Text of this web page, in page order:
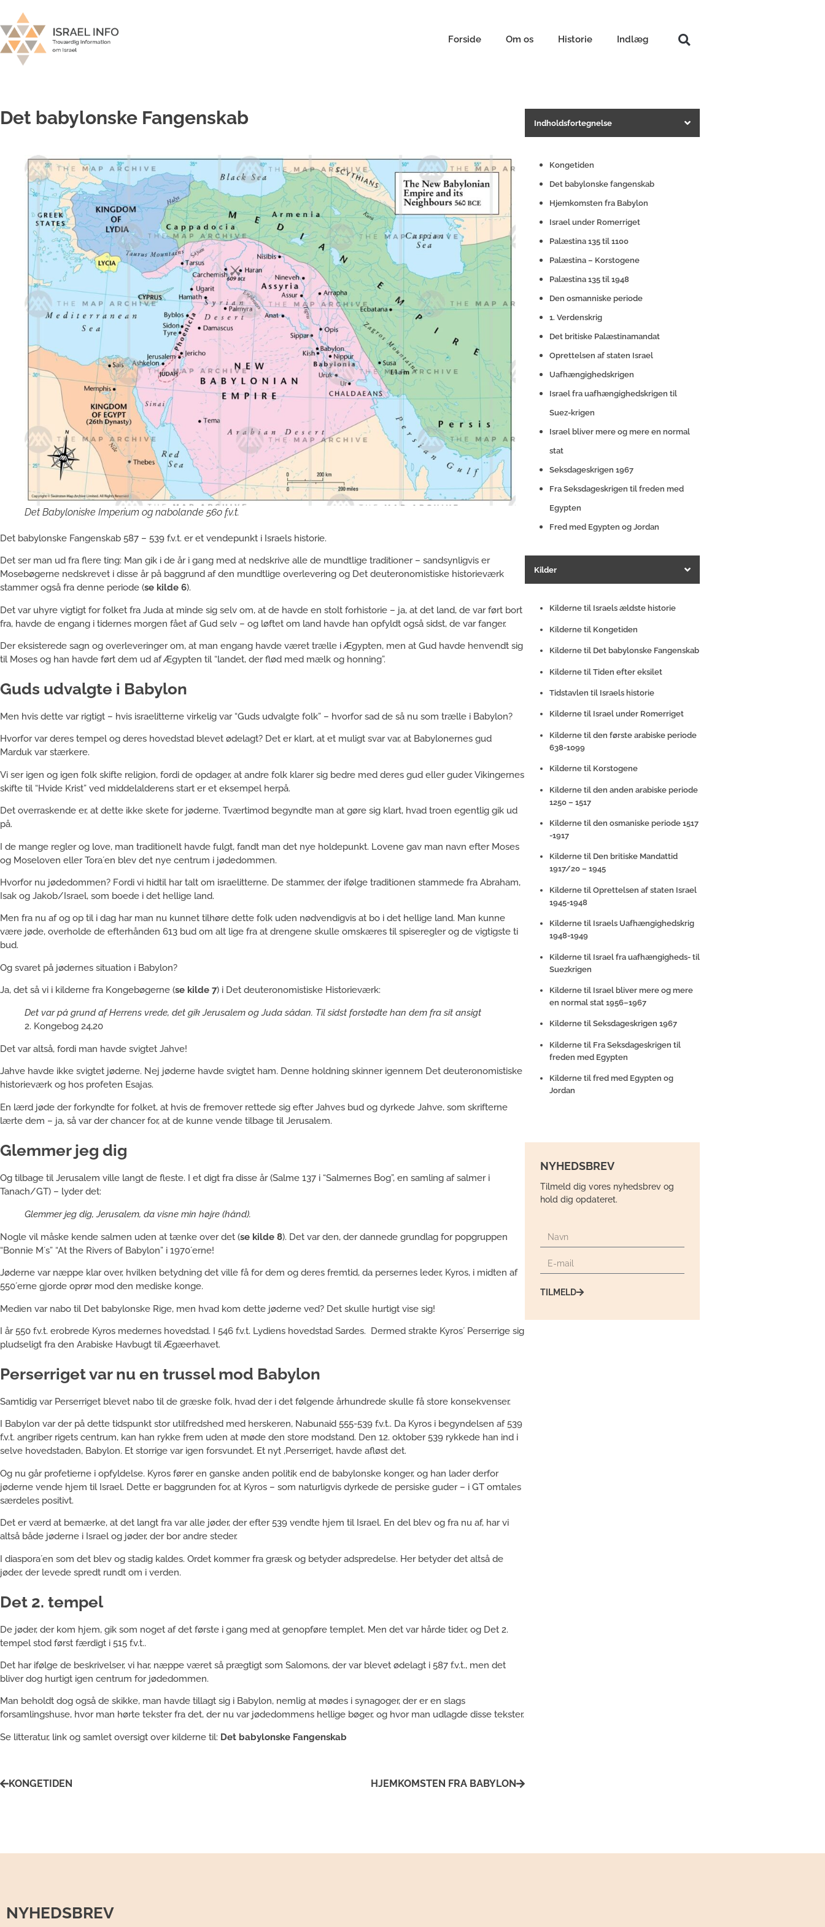
Forside Om os Historie Indlæg
Det babylonske Fangenskab
Det Babyloniske Imperium og nabolande 560 f.v.t.
Det babylonske Fangenskab 587 – 539 f.v.t. er et vendepunkt i Israels historie.
Det ser man ud fra flere ting: Man gik i de år i gang med at nedskrive alle de mundtlige traditioner – sandsynligvis er
Mosebøgerne nedskrevet i disse år på baggrund af den mundtlige overlevering og Det deuteronomistiske historieværk
stammer også fra denne periode (se kilde 6).
Det var uhyre vigtigt for folket fra Juda at minde sig selv om, at de havde en stolt forhistorie – ja, at det land, de var ført bort
fra, havde de engang i tidernes morgen fået af Gud selv – og løftet om land havde han opfyldt også sidst, de var fanger.
Der eksisterede sagn og overleveringer om, at man engang havde været trælle i Ægypten, men at Gud havde henvendt sig
til Moses og han havde ført dem ud af Ægypten til “landet, der flød med mælk og honning”.
Guds udvalgte i Babylon
Men hvis dette var rigtigt – hvis israelitterne virkelig var “Guds udvalgte folk” – hvorfor sad de så nu som trælle i Babylon?
Hvorfor var deres tempel og deres hovedstad blevet ødelagt? Det er klart, at et muligt svar var, at Babylonernes gud
Marduk var stærkere.
Vi ser igen og igen folk skifte religion, fordi de opdager, at andre folk klarer sig bedre med deres gud eller guder. Vikingernes
skifte til “Hvide Krist” ved middelalderens start er et eksempel herpå.
Det overraskende er, at dette ikke skete for jøderne. Tværtimod begyndte man at gøre sig klart, hvad troen egentlig gik ud
på.
I de mange regler og love, man traditionelt havde fulgt, fandt man det nye holdepunkt. Lovene gav man navn efter Moses
og Moseloven eller Tora´en blev det nye centrum i jødedommen.
Hvorfor nu jødedommen? Fordi vi hidtil har talt om israelitterne. De stammer, der ifølge traditionen stammede fra Abraham,
Isak og Jakob/Israel, som boede i det hellige land.
Men fra nu af og op til i dag har man nu kunnet tilhøre dette folk uden nødvendigvis at bo i det hellige land. Man kunne
være jøde, overholde de efterhånden 613 bud om alt lige fra at drengene skulle omskæres til spiseregler og de vigtigste ti
bud.
Og svaret på jødernes situation i Babylon?
Ja, det så vi i kilderne fra Kongebøgerne (se kilde 7) i Det deuteronomistiske Historieværk:
Det var på grund af Herrens vrede, det gik Jerusalem og Juda sådan. Til sidst forstødte han dem fra sit ansigt
2. Kongebog 24,20
Det var altså, fordi man havde svigtet Jahve!
Jahve havde ikke svigtet jøderne. Nej jøderne havde svigtet ham. Denne holdning skinner igennem Det deuteronomistiske
historieværk og hos profeten Esajas.
En lærd jøde der forkyndte for folket, at hvis de fremover rettede sig efter Jahves bud og dyrkede Jahve, som skrifterne
lærte dem – ja, så var der chancer for, at de kunne vende tilbage til Jerusalem.
Glemmer jeg dig
Og tilbage til Jerusalem ville langt de fleste. I et digt fra disse år (Salme 137 i “Salmernes Bog”, en samling af salmer i
Tanach/GT) – lyder det:
Glemmer jeg dig, Jerusalem, da visne min højre (hånd).
Nogle vil måske kende salmen uden at tænke over det (se kilde 8). Det var den, der dannede grundlag for popgruppen
“Bonnie M´s” “At the Rivers of Babylon” i 1970´erne!
Jøderne var næppe klar over, hvilken betydning det ville få for dem og deres fremtid, da persernes leder, Kyros, i midten af
550´erne gjorde oprør mod den mediske konge.
Medien var nabo til Det babylonske Rige, men hvad kom dette jøderne ved? Det skulle hurtigt vise sig!
I år 550 f.v.t. erobrede Kyros medernes hovedstad. I 546 f.v.t. Lydiens hovedstad Sardes. Dermed strakte Kyros´ Perserrige sig
pludseligt fra den Arabiske Havbugt til Ægæerhavet.
Perserriget var nu en trussel mod Babylon
Samtidig var Perserriget blevet nabo til de græske folk, hvad der i det følgende århundrede skulle få store konsekvenser.
I Babylon var der på dette tidspunkt stor utilfredshed med herskeren, Nabunaid 555-539 f.v.t.. Da Kyros i begyndelsen af 539
f.v.t. angriber rigets centrum, kan han rykke frem uden at møde den store modstand. Den 12. oktober 539 rykkede han ind i
selve hovedstaden, Babylon. Et storrige var igen forsvundet. Et nyt ,Perserriget, havde afløst det.
Og nu går profetierne i opfyldelse. Kyros fører en ganske anden politik end de babylonske konger, og han lader derfor
jøderne vende hjem til Israel. Dette er baggrunden for, at Kyros – som naturligvis dyrkede de persiske guder – i GT omtales
særdeles positivt.
Det er værd at bemærke, at det langt fra var alle jøder, der efter 539 vendte hjem til Israel. En del blev og fra nu af, har vi
altså både jøderne i Israel og jøder, der bor andre steder.
I diaspora´en som det blev og stadig kaldes. Ordet kommer fra græsk og betyder adspredelse. Her betyder det altså de
jøder, der levede spredt rundt om i verden.
Det 2. tempel
De jøder, der kom hjem, gik som noget af det første i gang med at genopføre templet. Men det var hårde tider, og Det 2.
tempel stod først færdigt i 515 f.v.t..
Det har ifølge de beskrivelser, vi har, næppe været så prægtigt som Salomons, der var blevet ødelagt i 587 f.v.t., men det
bliver dog hurtigt igen centrum for jødedommen.
Man beholdt dog også de skikke, man havde tillagt sig i Babylon, nemlig at mødes i synagoger, der er en slags
forsamlingshuse, hvor man hørte tekster fra det, der nu var jødedommens hellige bøger, og hvor man udlagde disse tekster.
Se litteratur, link og samlet oversigt over kilderne til: Det babylonske Fangenskab
KONGETIDEN HJEMKOMSTEN FRA BABYLON
Indholdsfortegnelse
Kongetiden
Det babylonske fangenskab
Hjemkomsten fra Babylon
Israel under Romerriget
Palæstina 135 til 1100
Palæstina – Korstogene
Palæstina 135 til 1948
Den osmanniske periode
1. Verdenskrig
Det britiske Palæstinamandat
Oprettelsen af staten Israel
Uafhængighedskrigen
Israel fra uafhængighedskrigen til
Suez-krigen
Israel bliver mere og mere en normal
stat
Seksdageskrigen 1967
Fra Seksdageskrigen til freden med
Egypten
Fred med Egypten og Jordan
Kilder
Kilderne til Israels ældste historie
Kilderne til Kongetiden
Kilderne til Det babylonske Fangenskab
Kilderne til Tiden efter eksilet
Tidstavlen til Israels historie
Kilderne til Israel under Romerriget
Kilderne til den første arabiske periode
638-1099
Kilderne til Korstogene
Kilderne til den anden arabiske periode
1250 – 1517
Kilderne til den osmaniske periode 1517
-1917
Kilderne til Den britiske Mandattid
1917/20 – 1945
Kilderne til Oprettelsen af staten Israel
1945-1948
Kilderne til Israels Uafhængighedskrig
1948-1949
Kilderne til Israel fra uafhængigheds- til
Suezkrigen
Kilderne til Israel bliver mere og mere
en normal stat 1956–1967
Kilderne til Seksdageskrigen 1967
Kilderne til Fra Seksdageskrigen til
freden med Egypten
Kilderne til fred med Egypten og
Jordan
NYHEDSBREV
Tilmeld dig vores nyhedsbrev og
hold dig opdateret.
TILMELD
NYHEDSBREV